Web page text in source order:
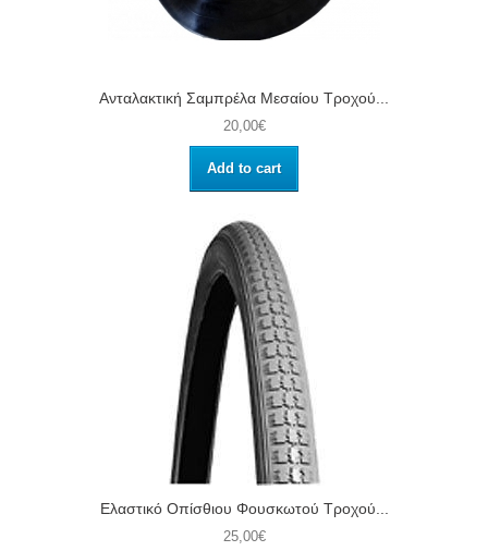
Ανταλακτική Σαμπρέλα Μεσαίου Τροχού...
20,00€
Add to cart
Ελαστικό Οπίσθιου Φουσκωτού Τροχού...
25,00€